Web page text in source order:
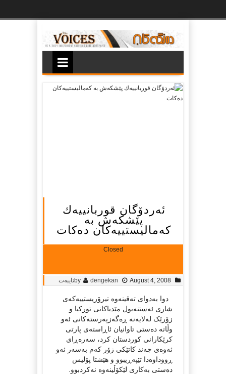
ئه‌ردۆگان قوربانییه‌ك
پێشكه‌ش به
که‌مالیستییه‌‌‌کان ده‌کات
Closed
by dengekan August 4, 2008 تایبەت
دوا به‌دوای ته‌قینه‌وه تیرۆریستییه‌که‌ی
شاری ئه‌ستنه‌‌بول مێدیاکانی تورکیا و
زۆرێک له‌لایه‌نه‌ ڕه‌گه‌زپه‌رسته‌کانی ئه‌و
وڵاته ده‌ستی تاوانیان ئاڕاسته‌ی پارتی
کرێکارانی کوردستان کرد، سه‌ره‌ڕای
ئه‌وه‌ی چه‌ند کاتێكی زۆر که‌م به‌سه‌ر ئه‌و
ڕووداوه‌دا تێپه‌ڕیبوو و هێشتا پۆلیس
ده‌ستی به‌کاری لێکۆڵینه‌وه نه‌کردبوو.